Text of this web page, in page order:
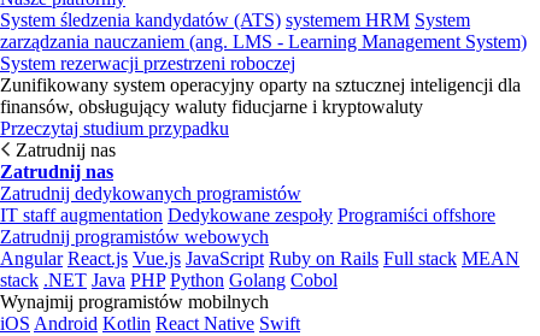
System śledzenia kandydatów (ATS) systemem HRM System
zarządzania nauczaniem (ang. LMS - Learning Management System)
System rezerwacji przestrzeni roboczej
Zunifikowany system operacyjny oparty na sztucznej inteligencji dla
finansów, obsługujący waluty fiducjarne i kryptowaluty
Przeczytaj studium przypadku
Zatrudnij nas
Zatrudnij nas
Zatrudnij dedykowanych programistów
IT staff augmentation Dedykowane zespoły Programiści offshore
Zatrudnij programistów webowych
Angular React.js Vue.js JavaScript Ruby on Rails Full stack MEAN
stack .NET Java PHP Python Golang Cobol
Wynajmij programistów mobilnych
iOS Android Kotlin React Native Swift